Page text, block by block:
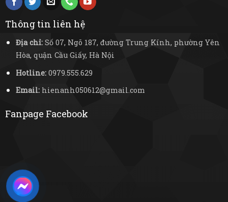
Thông tin liên hệ
Địa chỉ:Số 07, Ngõ 187, đường Trung Kính, phường Yên
Hòa, quận Cầu Giấy, Hà Nội
Hotline:0979.555.629
Email:hienanh050612@gmail.com
Fanpage Facebook